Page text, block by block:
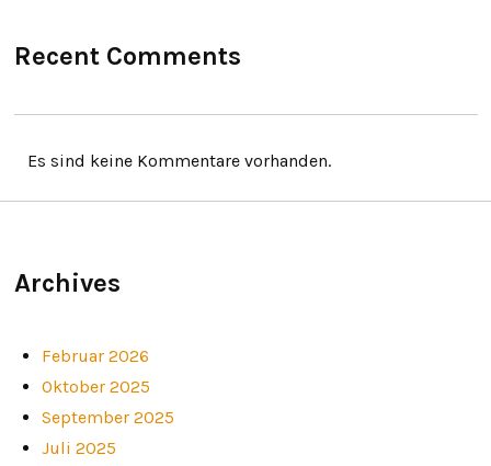
Recent Comments
Es sind keine Kommentare vorhanden.
Archives
Februar 2026
Oktober 2025
September 2025
Juli 2025